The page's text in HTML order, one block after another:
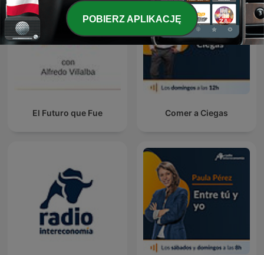
El Futuro que Fue Comer a Ciegas
POBIERZ APLIKACJĘ